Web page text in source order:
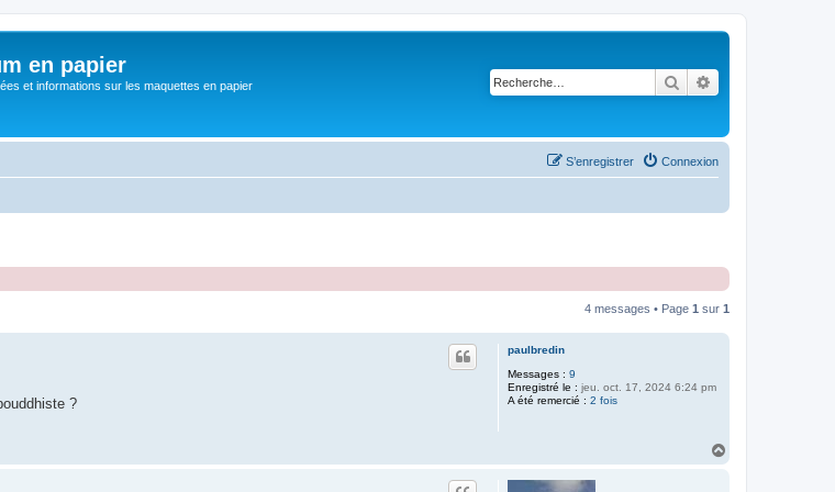
en papier
et informations sur les maquettes en papier Rechercher
Connexion
S’enregistrer
4 messages • Page 1 sur 1
paulbredin
Messages : 9
Enregistré le : jeu. oct. 17, 2024 6:24 pm
A été remercié : 2 fois
?